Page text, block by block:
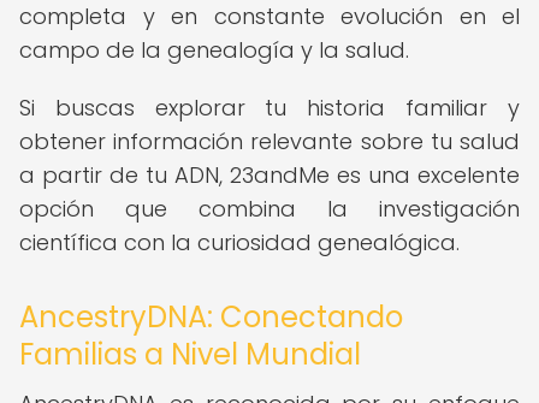
completa y en constante evolución en el
campo de la genealogía y la salud.
Si buscas explorar tu historia familiar y
obtener información relevante sobre tu salud
a partir de tu ADN, 23andMe es una excelente
opción que combina la investigación
científica con la curiosidad genealógica.
AncestryDNA: Conectando
Familias a Nivel Mundial